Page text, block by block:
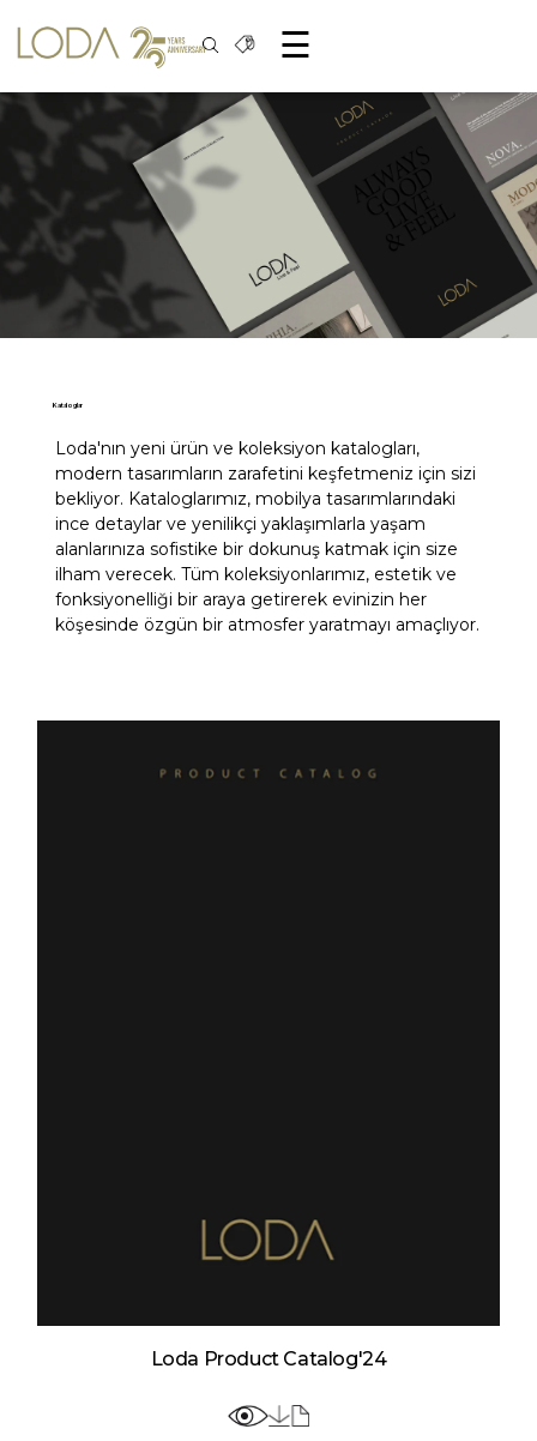
☰
Kataloglar
Loda'nın yeni ürün ve koleksiyon katalogları,
modern tasarımların zarafetini keşfetmeniz için sizi
bekliyor. Kataloglarımız, mobilya tasarımlarındaki
ince detaylar ve yenilikçi yaklaşımlarla yaşam
alanlarınıza sofistike bir dokunuş katmak için size
ilham verecek. Tüm koleksiyonlarımız, estetik ve
fonksiyonelliği bir araya getirerek evinizin her
köşesinde özgün bir atmosfer yaratmayı amaçlıyor.
Loda Product Catalog'24